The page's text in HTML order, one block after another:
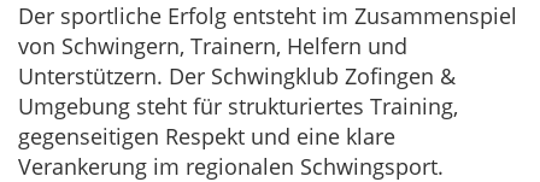
Der sportliche Erfolg entsteht im Zusammenspiel
von Schwingern, Trainern, Helfern und
Unterstützern. Der Schwingklub Zofingen &
Umgebung steht für strukturiertes Training,
gegenseitigen Respekt und eine klare
Verankerung im regionalen Schwingsport.